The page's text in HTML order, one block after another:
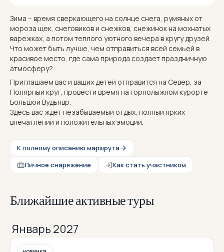
Зима – время сверкающего на солнце снега, румяных от
мороза щек, снеговиков и снежков, снежинок на мохнатых
варежках, а потом теплого уютного вечера в кругу друзей.
Что может быть лучше, чем отправиться всей семьей в
красивое место, где сама природа создает праздничную
атмосферу?
Приглашаем вас и ваших детей отправится на Север, за
Полярный круг, провести время на горнолыжном курорте
Большой Вудъявр.
Здесь вас ждет незабываемый отдых, полный ярких
впечатлений и положительных эмоций.
Личное снаряжение Как стать участником
К полному описанию маршрута
Ближайшие активные туры
Январь 2027